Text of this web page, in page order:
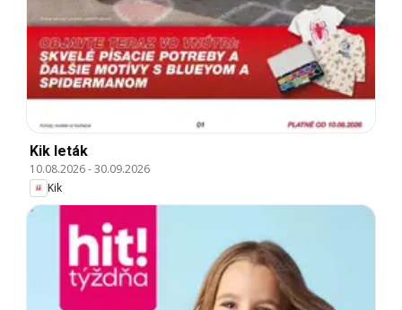
Kik leták
10.08.2026-30.09.2026
Kik